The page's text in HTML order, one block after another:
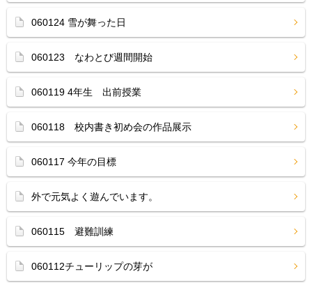
060124 雪が舞った日
060123 なわとび週間開始
060119 4年生 出前授業
060118 校内書き初め会の作品展示
060117 今年の目標
外で元気よく遊んでいます。
060115 避難訓練
060112チューリップの芽が